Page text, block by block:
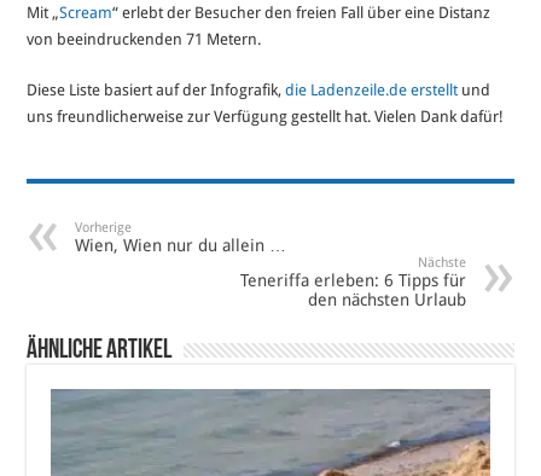
Mit „Scream“ erlebt der Besucher den freien Fall über eine Distanz
von beeindruckenden 71 Metern.
Diese Liste basiert auf der Infografik,die Ladenzeile.de erstellt und
uns freundlicherweise zur Verfügung gestellt hat. Vielen Dank dafür!
Vorherige
Wien, Wien nur du allein …
Nächste
Teneriffa erleben: 6 Tipps für
den nächsten Urlaub
Ähnliche Artikel